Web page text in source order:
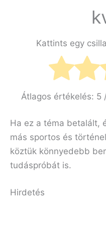
Kattints egy
Átlagos értékelés: 5
Ha ez a téma betalált,
más sportos és
köztük könnyedebb
tudáspróbát is.
Hirdetés